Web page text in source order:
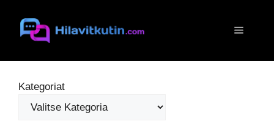
sisältöön
Valikko
Kategoriat